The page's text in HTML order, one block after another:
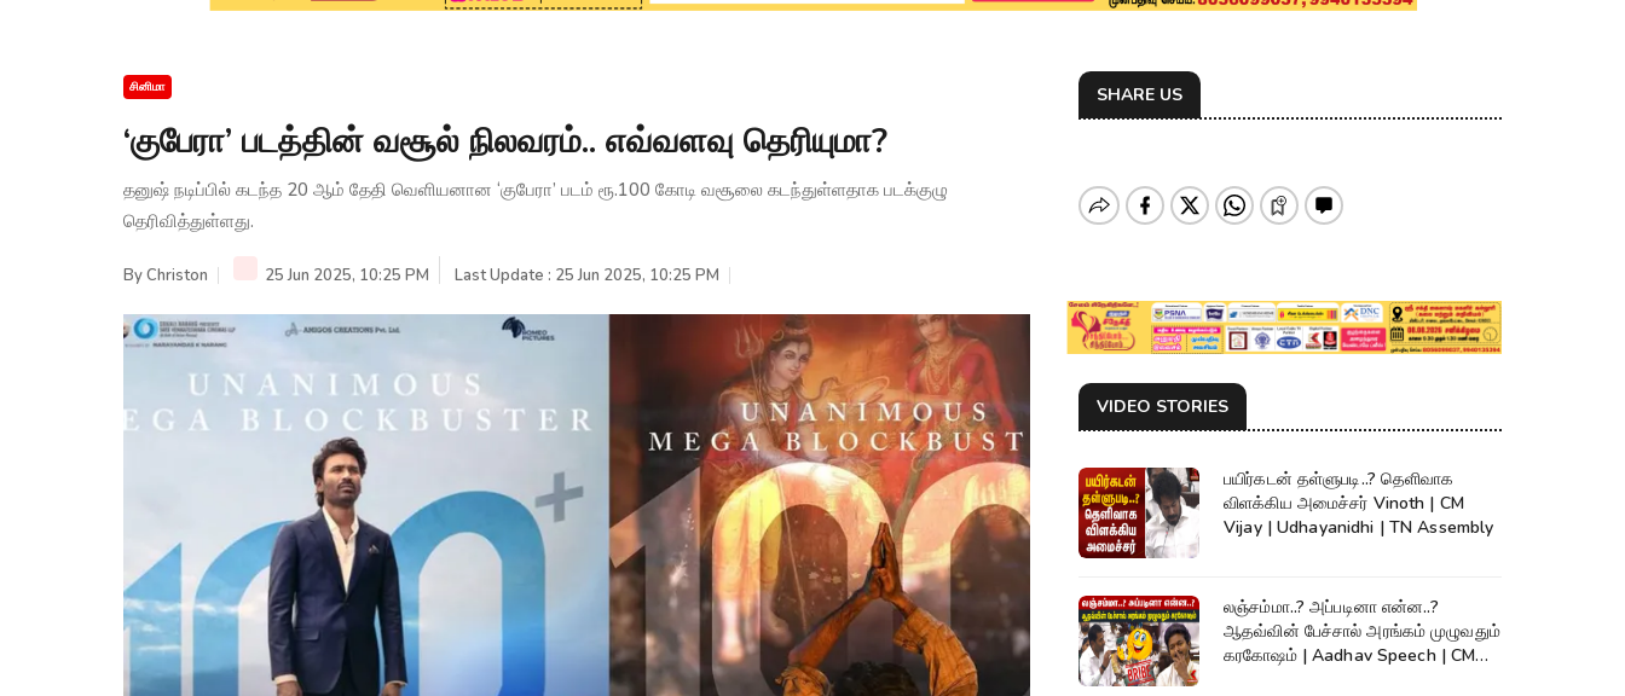
சினிமா
‘குபேரா’ படத்தின் வசூல் நிலவரம்.. எவ்வளவு தெரியுமா?
தனுஷ் நடிப்பில் கடந்த 20 ஆம் தேதி வெளியனான ‘குபேரா’ படம் ரூ.100 கோடி வசூலை கடந்துள்ளதாக படக்குழு
தெரிவித்துள்ளது.
ByChriston 25 Jun 2025, 10:25 PM Last Update : 25 Jun 2025, 10:25 PM
SHARE US
VIDEO STORIES
பயிர்கடன் தள்ளுபடி..? தெளிவாக
விளக்கிய அமைச்சர் Vinoth | CM
Vijay | Udhayanidhi | TN Assembly
லஞ்சம்மா..? அப்படினா என்ன..?
ஆதவ்வின் பேச்சால் அரங்கம் முழுவதும்
கரகோஷம் | Aadhav Speech | CM